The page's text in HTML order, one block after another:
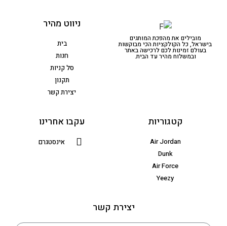
מובילים את מהפכת המותגים
בישראל, כל הקולקציות הכי מבוקשות
בעולם זמינות לכם לרכישה באתר
ובמשלוח מהיר עד הבית.
ניווט מהיר
בית
חנות
סל קניות
תקנון
יצירת קשר
קטגוריות
Air Jordan
Dunk
Air Force
Yeezy
עקבו אחרינו
אינסטגרם
יצירת קשר